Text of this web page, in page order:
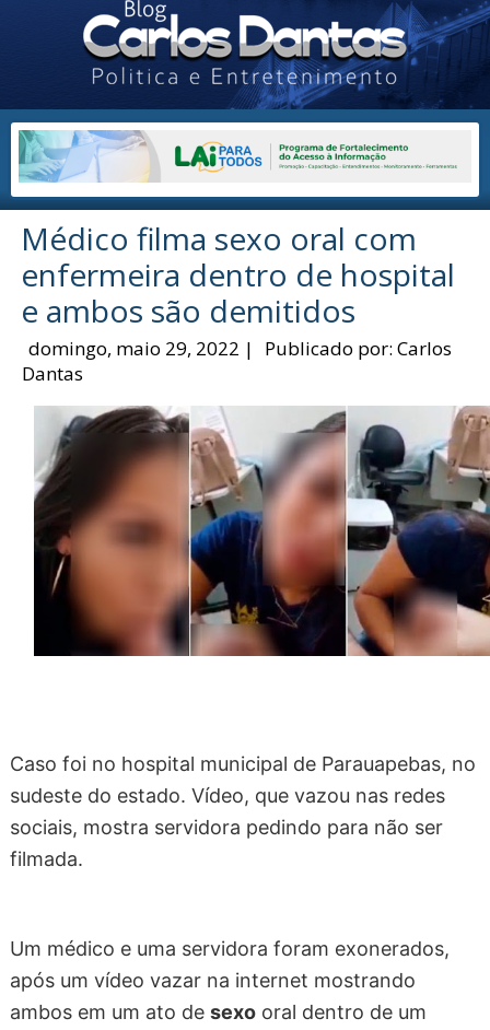
Médico filma sexo oral com
enfermeira dentro de hospital
e ambos são demitidos
domingo, maio 29, 2022 | Publicado por:Carlos
Dantas
Caso foi no hospital municipal de Parauapebas, no
sudeste do estado. Vídeo, que vazou nas redes
sociais, mostra servidora pedindo para não ser
filmada.
Um médico e uma servidora foram exonerados,
após um vídeo vazar na internet mostrando
ambos em um ato desexo oral dentro de um